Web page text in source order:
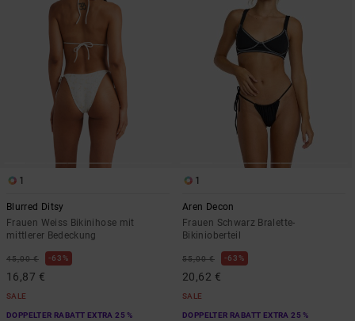
1
Blurred Ditsy
Frauen Weiss Bikinihose mit
mittlerer Bedeckung
45,00 € 63%
16,87 €
SALE
DOPPELTER RABATT EXTRA 25 %
1
Aren Decon
Frauen Schwarz Bralette-
Bikinioberteil
55,00 € 63%
20,62 €
SALE
DOPPELTER RABATT EXTRA 25 %